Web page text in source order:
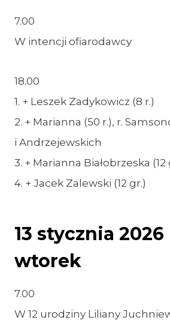
7.00
W intencji ofiarodawcy
18.00
1. + Leszek Zadykowicz (8 r.)
2. + Marianna (50 r.), r.
i Andrzejewskich
3. + Marianna Białobrzeska (12
4. + Jacek Zalewski (12 gr.)
13 stycznia 2026
wtorek
7.00
W 12 urodziny Liliany